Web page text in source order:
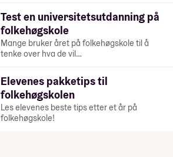
Test en universitetsutdanning på
folkehøgskole
Mange bruker året på folkehøgskole til å
tenke over hva de vil…
Elevenes pakketips til
folkehøgskolen
Les elevenes beste tips etter et år på
folkehøgskole!